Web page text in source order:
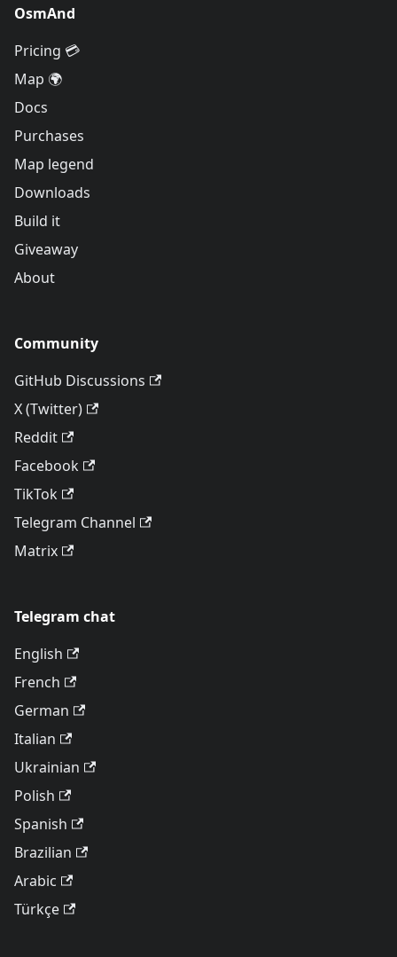
OsmAnd
Pricing 💳
Map 🌍
Docs
Purchases
Map legend
Downloads
Build it
Giveaway
About
Community
GitHub Discussions
X (Twitter)
Reddit
Facebook
TikTok
Telegram Channel
Matrix
Telegram chat
English
French
German
Italian
Ukrainian
Polish
Spanish
Brazilian
Arabic
Türkçe